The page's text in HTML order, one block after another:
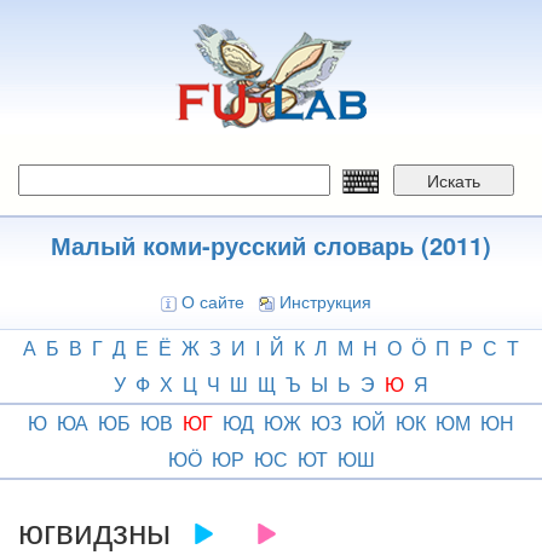
Искать
Малый коми-русский словарь (2011)
О сайте Инструкция
А Б В Г Д Е Ё Ж З И І Й К Л М Н О Ӧ П Р С Т
У Ф Х Ц Ч Ш Щ Ъ Ы Ь Э Ю Я
Ю ЮА ЮБ ЮВ ЮГ ЮД ЮЖ ЮЗ ЮЙ ЮК ЮМ ЮН
ЮӦ ЮР ЮС ЮТ ЮШ
югвидзны